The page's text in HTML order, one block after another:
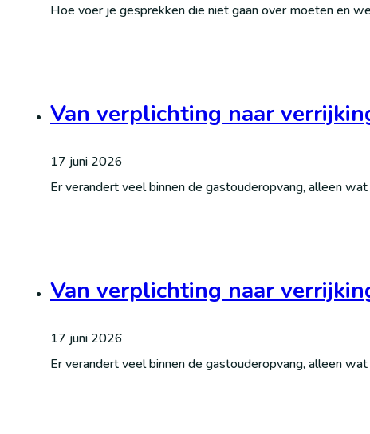
Hoe voer je gesprekken die niet gaan over moeten en
Van verplichting naar
17 juni 2026
Er verandert veel binnen de gastouderopvang, alleen
Van verplichting naar
17 juni 2026
Er verandert veel binnen de gastouderopvang, alleen